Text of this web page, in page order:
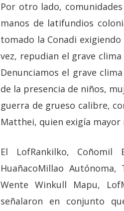
Por otro lado,
manos de latifundios
tomado la Conadi
vez, repudian el grave
Denunciamos el grave
de la presencia de niños,
guerra de grueso calibre,
Matthei, quien exigía mayor
El LofRankilko, Coñomil
HuañacoMillao
Wente Winkull Mapu,
señalaron en conjunto